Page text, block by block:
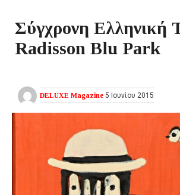
Σύγχρονη Ελληνική
Radisson Blu Park
DELUXE Magazine 5 Ιουνίου 2015